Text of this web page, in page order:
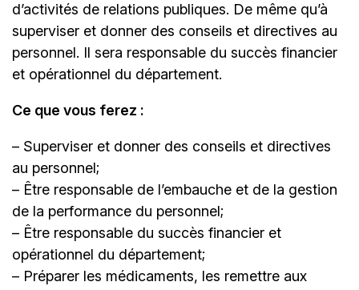
d’activités de relations publiques. De même qu’à
superviser et donner des conseils et directives au
personnel. Il sera responsable du succès financier
et opérationnel du département.
Ce que vous ferez :
– Superviser et donner des conseils et directives
au personnel;
– Être responsable de l’embauche et de la gestion
de la performance du personnel;
– Être responsable du succès financier et
opérationnel du département;
– Préparer les médicaments, les remettre aux